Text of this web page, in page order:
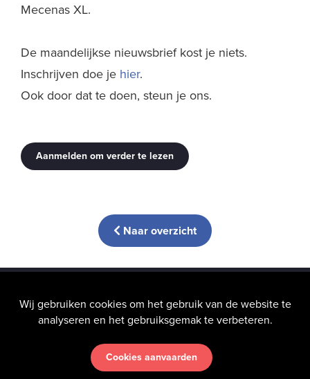
Wij gebruiken cookies om het gebruik van de website te
analyseren en het gebruiksgemak te verbeteren.
Cookies aanvaarden
Mecenas XL.
De maandelijkse nieuwsbrief kost je niets.
Inschrijven doe je hier.
Ook door dat te doen, steun je ons.
Aanmelden om verder te lezen
Naar overzicht
info@hic-nunc.be
vinden wij heel belangrijk — Lees onze